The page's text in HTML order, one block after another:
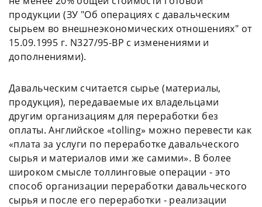
продукции (ЗУ "Об операциях с давальческим
сырьем во внешнеэкономических отношениях" от
15.09.1995 г. N327/95-ВР с изменениями и
дополнениями).
Давальческим считается сырье (материалы,
продукция), передаваемые их владельцами
другим организациям для переработки без
оплаты. Английское «tolling» можно перевести как
«плата за услуги по переработке давальческого
сырья и материалов ими же самими». В более
широком смысле толлинговые операции - это
способ организации переработки давальческого
сырья и после его переработки - реализации